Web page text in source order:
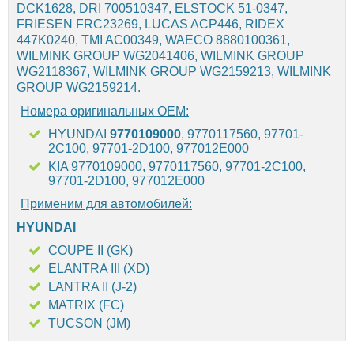
DCK1628, DRI 700510347, ELSTOCK 51-0347,
FRIESEN FRC23269, LUCAS ACP446, RIDEX
447K0240, TMI AC00349, WAECO 8880100361,
WILMINK GROUP WG2041406, WILMINK GROUP
WG2118367, WILMINK GROUP WG2159213, WILMINK
GROUP WG2159214.
Номера оригинальных OEM:
HYUNDAI 9770109000, 9770117560, 97701-
2C100, 97701-2D100, 977012E000
KIA 9770109000, 9770117560, 97701-2C100,
97701-2D100, 977012E000
Применим для автомобилей:
HYUNDAI
COUPE II (GK)
ELANTRA III (XD)
LANTRA II (J-2)
MATRIX (FC)
TUCSON (JM)